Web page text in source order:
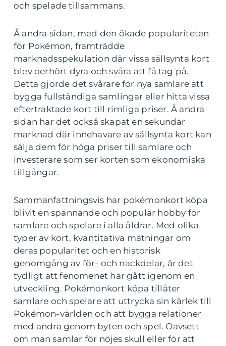
och spelade tillsammans.
Å andra sidan, med den ökade populariteten
för Pokémon, framträdde
marknadsspekulation där vissa sällsynta kort
blev oerhört dyra och svåra att få tag på.
Detta gjorde det svårare för nya samlare att
bygga fullständiga samlingar eller hitta vissa
eftertraktade kort till rimliga priser. Å andra
sidan har det också skapat en sekundär
marknad där innehavare av sällsynta kort kan
sälja dem för höga priser till samlare och
investerare som ser korten som ekonomiska
tillgångar.
Sammanfattningsvis har pokémonkort köpa
blivit en spännande och populär hobby för
samlare och spelare i alla åldrar. Med olika
typer av kort, kvantitativa mätningar om
deras popularitet och en historisk
genomgång av för- och nackdelar, är det
tydligt att fenomenet har gått igenom en
utveckling. Pokémonkort köpa tillåter
samlare och spelare att uttrycka sin kärlek till
Pokémon-världen och att bygga relationer
med andra genom byten och spel. Oavsett
om man samlar för nöjes skull eller för att